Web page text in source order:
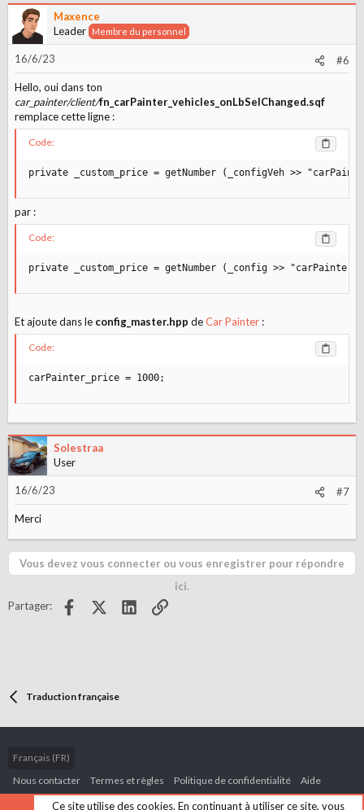
Maxence
Leader
Membre du personnel
16/6/23 #6
Hello, oui dans ton
car_painter/client/fn_carPainter_vehicles_onLbSelChanged.sqf
remplace cette ligne :
Code:
private _custom_price = getNumber (_configVeh >>
par :
Code:
private _custom_price = getNumber (_config >>
Et ajoute dans le config_master.hpp deCar Painter :
Code:
carPainter_price = 1000;
Solestraa
User
16/6/23 #7
Merci
Vous devez vous connecter ou vous enregistrer pour répondre
ici.
Partager:
FacebookX (Twitter)
LinkedInLien
Traduction française
Français (FR)
Nous contacter
Termes et règles Politique de confidentialité
Aide
Ce site utilise des cookies. En continuant à utiliser ce site, vous